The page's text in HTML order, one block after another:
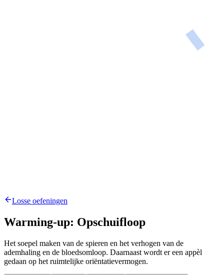
Losse oefeningen
Warming-up: Opschuifloop
Het soepel maken van de spieren en het verhogen van de
ademhaling en de bloedsomloop. Daarnaast wordt er een appèl
gedaan op het ruimtelijke oriëntatievermogen.